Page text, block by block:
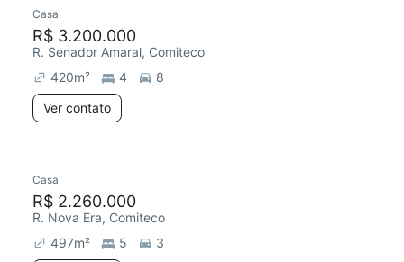
Casa
R$ 3.200.000
R. Senador Amaral, Comiteco
420m² 4
8
Ver contato
Casa
R$ 2.260.000
R. Nova Era, Comiteco
497m² 5
3